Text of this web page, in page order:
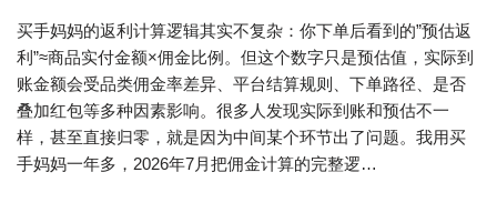
买手妈妈的返利计算逻辑其实不复杂：你下单后看到的”预估返
利”≈商品实付金额×佣金比例。但这个数字只是预估值，实际到
账金额会受品类佣金率差异、平台结算规则、下单路径、是否
叠加红包等多种因素影响。很多人发现实际到账和预估不一
样，甚至直接归零，就是因为中间某个环节出了问题。我用买
手妈妈一年多，2026年7月把佣金计算的完整逻…